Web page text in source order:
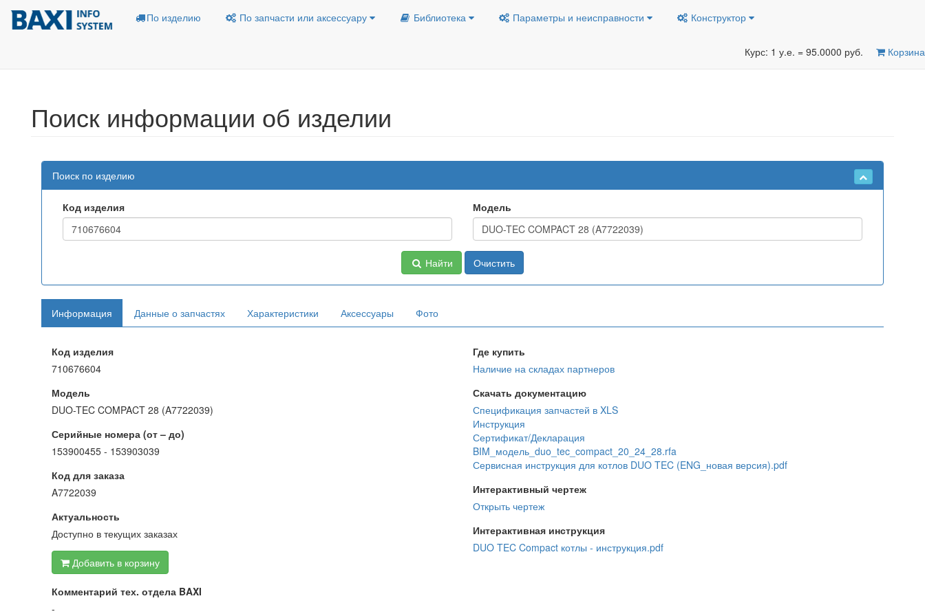
По изделию По запчасти или аксессуару Библиотека Параметры и неисправности Конструктор
Курс: 1 у.е. = 95.0000 руб. Корзина
Поиск информации об изделии
Поиск по изделию
Код изделия Модель
Найти Очистить
Информация Данные о запчастях Характеристики Аксессуары Фото
Код изделия
710676604
Модель
DUO-TEC COMPACT 28 (A7722039)
Серийные номера (от – до)
153900455 - 153903039
Код для заказа
A7722039
Актуальность
Доступно в текущих заказах
Добавить в корзину
Где купить
Наличие на складах партнеров
Скачать документацию
Спецификация запчастей в XLS
Инструкция
Сертификат/Декларация
BIM_модель_duo_tec_compact_20_24_28.rfa
Сервисная инструкция для котлов DUO TEC (ENG_новая версия).pdf
Интерактивный чертеж
Открыть чертеж
Интерактивная инструкция
DUO TEC Compact котлы - инструкция.pdf
Комментарий тех. отдела BAXI
-